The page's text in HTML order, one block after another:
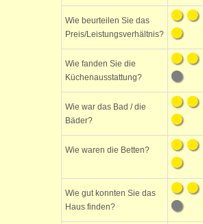
Wie beurteilen Sie das
Preis/Leistungsverhältnis?
Wie fanden Sie die
Küchenausstattung?
Wie war das Bad / die
Bäder?
Wie waren die Betten?
Wie gut konnten Sie das
Haus finden?